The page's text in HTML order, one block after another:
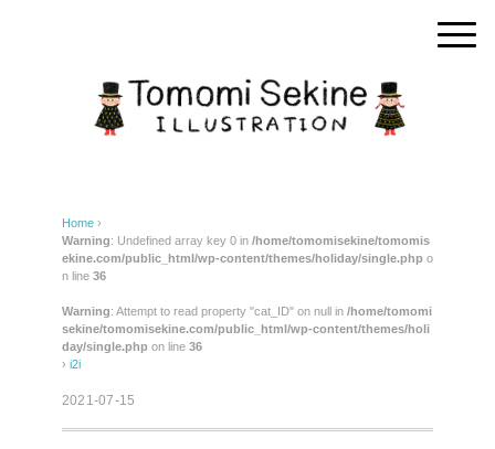
Home ›
Warning: Undefined array key 0 in /home/tomomisekine/tomomis
ekine.com/public_html/wp-content/themes/holiday/single.php o
n line 36
Warning: Attempt to read property "cat_ID" on null in /home/tomomi
sekine/tomomisekine.com/public_html/wp-content/themes/holi
day/single.php on line 36
› i2i
2021-07-15